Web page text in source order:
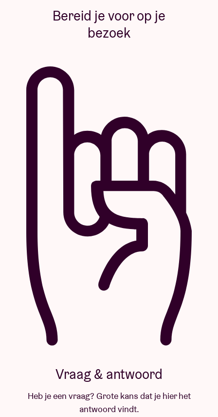
Bereid je voor op je
bezoek
Vraag & antwoord
Heb je een vraag? Grote kans dat je hier het
antwoord vindt.